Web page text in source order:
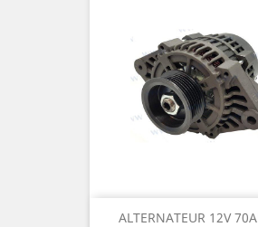
ALTERNATEUR 12V